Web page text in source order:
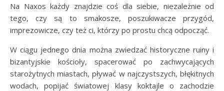
Na Naxos każdy znajdzie coś dla siebie, niezależnie od
tego, czy są to smakosze, poszukiwacze przygód,
imprezowicze, czy też ci, którzy po prostu chcą odpocząć.
W ciągu jednego dnia można zwiedzać historyczne ruiny i
bizantyjskie kościoły, spacerować po zachwycających
starożytnych miastach, pływać w najczystszych, błękitnych
wodach, popijać światowej klasy koktajle o zachodzie